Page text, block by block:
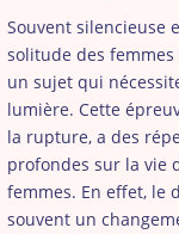
Souvent silencieuse
solitude des femmes
un sujet qui
lumière. Cette
la rupture, a des
profondes sur la vie
femmes. En effet, le
souvent un